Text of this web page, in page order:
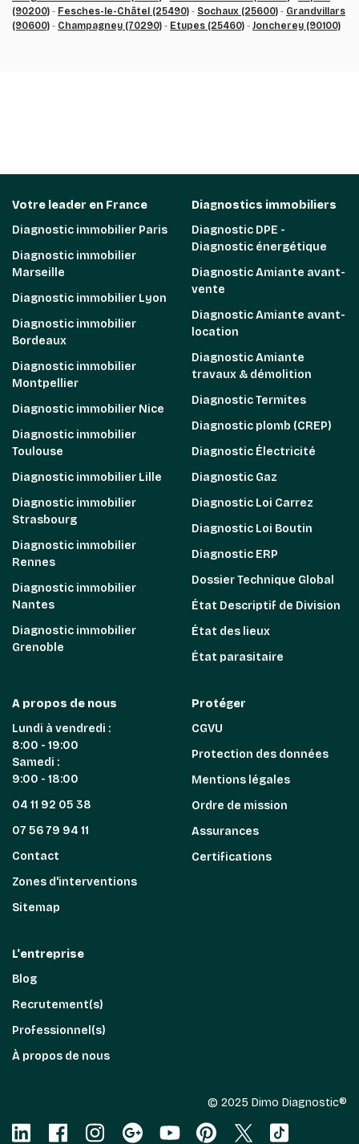
(90200) - Fesches-le-Châtel (25490) - Sochaux (25600) - Grandvillars
(90600) - Champagney (70290) - Etupes (25460) - Joncherey (90100)
Votre leader en France
Diagnostic immobilier Paris
Diagnostic immobilier
Marseille
Diagnostic immobilier Lyon
Diagnostic immobilier
Bordeaux
Diagnostic immobilier
Montpellier
Diagnostic immobilier Nice
Diagnostic immobilier
Toulouse
Diagnostic immobilier Lille
Diagnostic immobilier
Strasbourg
Diagnostic immobilier
Rennes
Diagnostic immobilier
Nantes
Diagnostic immobilier
Grenoble
Diagnostics immobiliers
Diagnostic DPE -
Diagnostic énergétique
Diagnostic Amiante avant-
vente
Diagnostic Amiante avant-
location
Diagnostic Amiante
travaux & démolition
Diagnostic Termites
Diagnostic plomb (CREP)
Diagnostic Électricité
Diagnostic Gaz
Diagnostic Loi Carrez
Diagnostic Loi Boutin
Diagnostic ERP
Dossier Technique Global
État Descriptif de Division
État des lieux
État parasitaire
A propos de nous
Lundi à vendredi :
8:00 - 19:00
Samedi :
9:00 - 18:00
04 11 92 05 38
07 56 79 94 11
Contact
Zones d'interventions
Sitemap
Protéger
CGVU
Protection des données
Mentions légales
Ordre de mission
Assurances
Certifications
L'entreprise
Blog
Recrutement(s)
Professionnel(s)
À propos de nous
© 2025 Dimo Diagnostic®